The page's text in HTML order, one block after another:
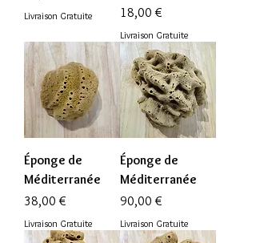
Livraison Gratuite
Prix
18,00 €
Livraison Gratuite
Éponge de
Méditerranée
Prix
38,00 €
Livraison Gratuite
Éponge de
Méditerranée
Prix
90,00 €
Livraison Gratuite